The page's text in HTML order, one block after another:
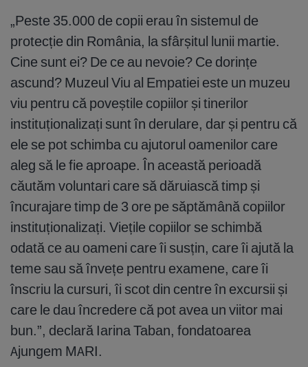
„Peste 35.000 de copii erau în sistemul de
protecție din România, la sfârșitul lunii martie.
Cine sunt ei? De ce au nevoie? Ce dorințe
ascund? Muzeul Viu al Empatiei este un muzeu
viu pentru că poveștile copiilor și tinerilor
instituționalizați sunt în derulare, dar și pentru că
ele se pot schimba cu ajutorul oamenilor care
aleg să le fie aproape. În această perioadă
căutăm voluntari care să dăruiască timp și
încurajare timp de 3 ore pe săptămână copiilor
instituționalizați. Viețile copiilor se schimbă
odată ce au oameni care îi susțin, care îi ajută la
teme sau să învețe pentru examene, care îi
înscriu la cursuri, îi scot din centre în excursii și
care le dau încredere că pot avea un viitor mai
bun.”, declară Iarina Taban, fondatoarea
Ajungem MARI.